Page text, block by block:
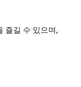
즐길 수 있으며,